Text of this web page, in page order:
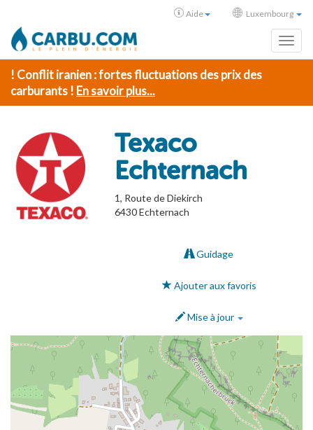
Aide Luxembourg
! Conflit iranien : fortes fluctuations des prix des
carburants ! En savoir plus...
Texaco
Echternach
1, Route de Diekirch
6430Echternach
Guidage
Ajouter aux favoris
Mise à jour